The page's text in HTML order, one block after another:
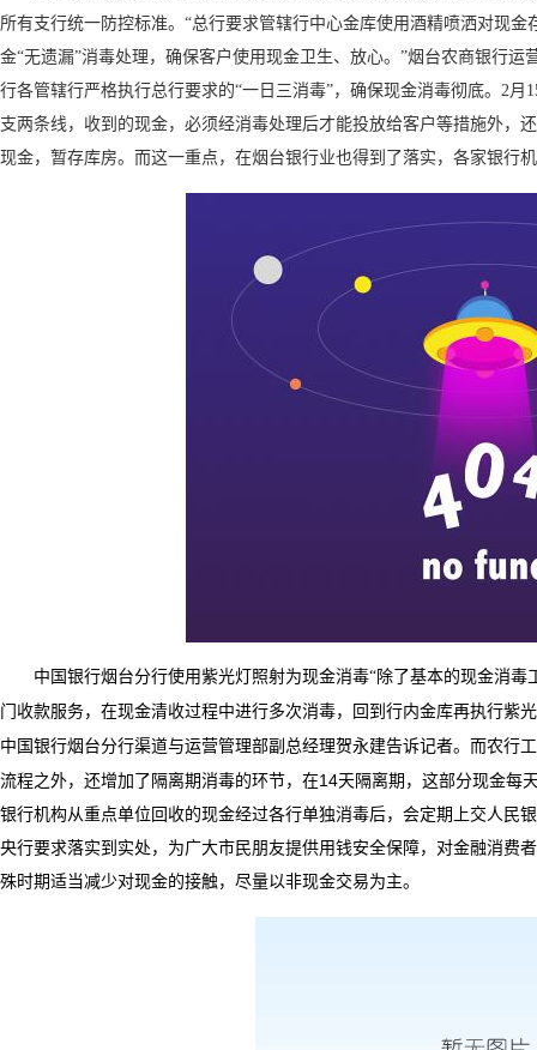
所有支行统一防控标准。 “总行要求管辖行中心金库使用酒精喷洒对现
金“无遗漏”消毒处理，确保客户使用现金卫生、放心。 ”烟台农商银行运
行各管辖行严格执行总行要求的“一日三消毒”，确保现金消毒彻底。 2月
支两条线，收到的现金，必须经消毒处理后才能投放给客户等措施外，
现金，暂存库房。而这一重点，在烟台银行业也得到了落实，各家银行
中国银行烟台分行使用紫光灯照射为现金消毒“除了基本的现金消毒
门收款服务，在现金清收过程中进行多次消毒，回到行内金库再执行紫
中国银行烟台分行渠道与运营管理部副总经理贺永建告诉记者。 而农行
流程之外，还增加了隔离期消毒的环节，在14天隔离期，这部分现金每
银行机构从重点单位回收的现金经过各行单独消毒后，会定期上交人民
央行要求落实到实处，为广大市民朋友提供用钱安全保障，对金融消费
殊时期适当减少对现金的接触，尽量以非现金交易为主。